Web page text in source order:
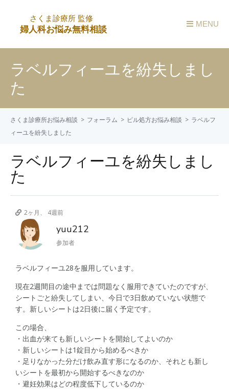
MENU
ラベルフィーユを紛失しまし
た
さくま診療所お悩み相談 フォーラム ピル処方お悩み相談
ラベルフ
ィーユを紛失しました
ラベルフィーユを紛失しまし
た
2ヶ月、 4週前
yuu212
参加者
ラベルフィーユ28を服用しています。
現在2週間目の途中までは問題なく服用できていたのですが、
シートごと紛失してしまい、今日で3日飲めていない状態で
す。新しいシートは2日後に届く予定です。
この場合、
・出血が来ても新しいシートを開始してよいのか
・新しいシートは1錠目から始めるべきか
・足りなかった分だけ飲み直す形になるのか、それとも新し
いシートを最初から開始するべきなのか
・避妊効果はどの程度低下しているのか